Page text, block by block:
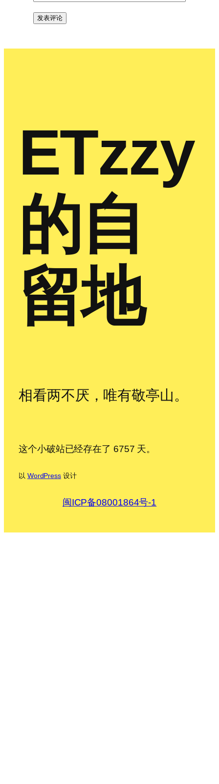
ETzzy
的自
留地
相看两不厌，唯有敬亭山。
这个小破站已经存在了 6757 天。
以 WordPress设计
闽ICP备08001864号-1